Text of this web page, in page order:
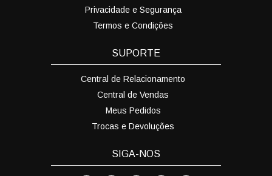
Privacidade e Segurança
Termos e Condições
SUPORTE
Central de Relacionamento
Central de Vendas
Meus Pedidos
Trocas e Devoluções
SIGA-NOS